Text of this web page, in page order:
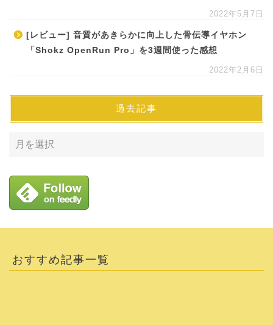
2022年5月7日
[レビュー] 音質があきらかに向上した骨伝導イヤホン
「Shokz OpenRun Pro」を3週間使った感想
2022年2月6日
過去記事
おすすめ記事一覧